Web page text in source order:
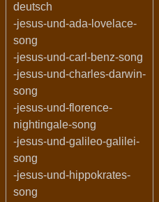
deutsch
-jesus-und-ada-lovelace-
song
-jesus-und-carl-benz-song
-jesus-und-charles-darwin-
song
-jesus-und-florence-
nightingale-song
-jesus-und-galileo-galilei-
song
-jesus-und-hippokrates-
song